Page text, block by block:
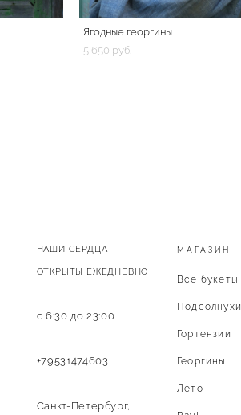
Ягодные георгины
5 650 pуб.
НАШИ СЕРДЦА
ОТКРЫТЫ ЕЖЕДНЕВНО
с 6:30 до 23:00
+79531474603
Санкт-Петербург,
МАГАЗИН
Все букеты
Подсолнухи
Гортензии
Георгины
Лето